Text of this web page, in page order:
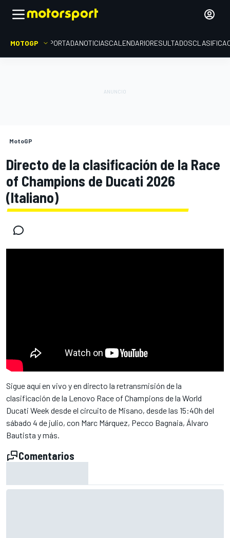
MOTOGP PORTADANOTICIASCALENDARIORESULTADOS
MotoGP
Directo de la clasificación de la Race
of Champions de Ducati 2026
(Italiano)
Sigue aquí en vivo y en directo la retransmisión de la
clasificación de la Lenovo Race of Champions de la World
Ducati Week desde el circuito de Misano, desde las 15:40h del
sábado 4 de julio, con Marc Márquez, Pecco Bagnaia, Álvaro
Bautista y más.
Comentarios